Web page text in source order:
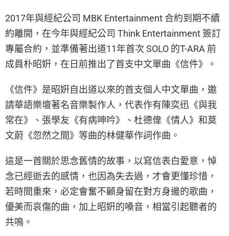
2017年與經紀公司 MBK Entertainment 合約到期不續
約離開，在今年與經紀公司 Think Entertainment 簽訂
專屬合約，並準備著出道11年首次 SOLO 的T-ARA 前
成員朴昭姸，在日前推出了首支中文單曲《信件》。
《信件》是昭姸自出道以來的首支個人中文單曲，邀
請華語樂壇著名音樂製作人，代表作有陳奕迅《與我
常在》、張學友《有病呻吟》、杜德偉《情人》和莫
文蔚《忽然之間》等曲的林健華作詞作曲。
這是一首關於思念舊情的故事，以寫信表白愛意，悼
念已經逝去的感情，也因為失去過，才會更懂珍惜，
若時間重來，必定會奮不顧身留在對方身邊的歌曲，
優美而哀傷的曲，加上昭姸的嗓音，相當引起聽者的
共鳴。